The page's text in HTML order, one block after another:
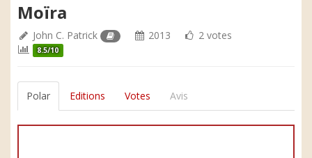
Moïra
John C. Patrick 2013 2 votes
8.5/10
Polar Editions Votes Avis